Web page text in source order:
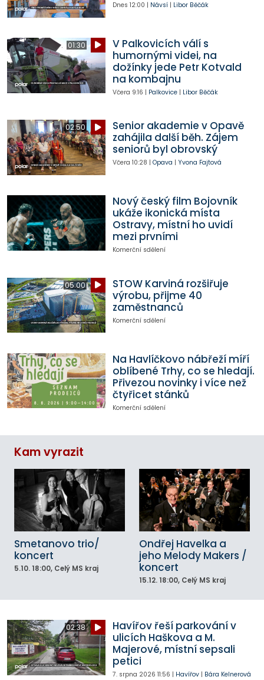
Dnes 12:00 | Návsí| Libor Běčák
01:30
V Palkovicích válí s
humornými videi, na
dožínky jede Petr Kotvald
na kombajnu
Včera 9:16 | Palkovice| Libor Běčák
02:50
Senior akademie v Opavě
zahájila další běh. Zájem
seniorů byl obrovský
Včera 10:28 | Opava | Yvona Fajtová
Nový český film Bojovník
ukáže ikonická místa
Ostravy, místní ho uvidí
mezi prvními
Komerční sdělení
05:00
STOW Karviná rozšiřuje
výrobu, přijme 40
zaměstnanců
Komerční sdělení
Na Havlíčkovo nábřeží míří
oblíbené Trhy, co se hledají.
Přivezou novinky i více než
čtyřicet stánků
Komerční sdělení
Kam vyrazit
Smetanovo trio/
koncert
5.10. 18:00, Celý MS kraj
Ondřej Havelka a
jeho Melody Makers /
koncert
15.12. 18:00, Celý MS kraj
02:38
Havířov řeší parkování v
ulicích Haškova a M.
Majerové, místní sepsali
petici
7. srpna 2026 11:56 | Havířov| Bára Kelnerová